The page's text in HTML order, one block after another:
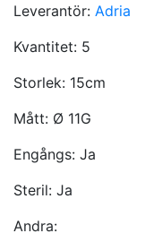
Leverantör: Adria
Kvantitet: 5
Storlek: 15cm
Mått: Ø 11G
Engångs: Ja
Steril: Ja
Andra: